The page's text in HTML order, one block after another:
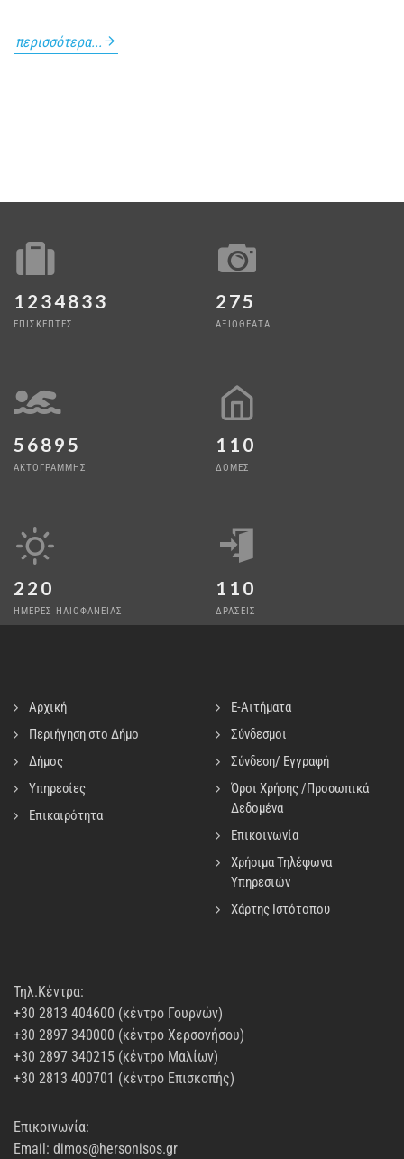
περισσότερα...
1234833
ΕΠΙΣΚΕΠΤΕΣ
275
ΑΞΙΟΘΕΑΤΑ
56895
ΑΚΤΟΓΡΑΜΜΗΣ
110
ΔΟΜΕΣ
220
ΗΜΕΡΕΣ ΗΛΙΟΦΑΝΕΙΑΣ
110
ΔΡΑΣΕΙΣ
Αρχική
Περιήγηση στο Δήμο
Δήμος
Υπηρεσίες
Επικαιρότητα
E-Αιτήματα
Σύνδεσμοι
Σύνδεση/ Εγγραφή
Όροι Χρήσης /Προσωπικά
Δεδομένα
Επικοινωνία
Χρήσιμα Τηλέφωνα
Υπηρεσιών
Χάρτης Ιστότοπου
Τηλ.Κέντρα:
+30 2813 404600 (κέντρο Γουρνών)
+30 2897 340000 (κέντρο Χερσονήσου)
+30 2897 340215 (κέντρο Μαλίων)
+30 2813 400701 (κέντρο Επισκοπής)
Επικοινωνία:
Email: dimos@hersonisos.gr